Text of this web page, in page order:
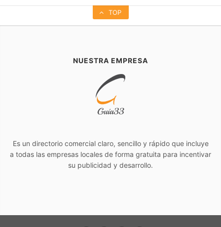
TOP
NUESTRA EMPRESA
Es un directorio comercial claro, sencillo y rápido que incluye
a todas las empresas locales de forma gratuita para incentivar
su publicidad y desarrollo.